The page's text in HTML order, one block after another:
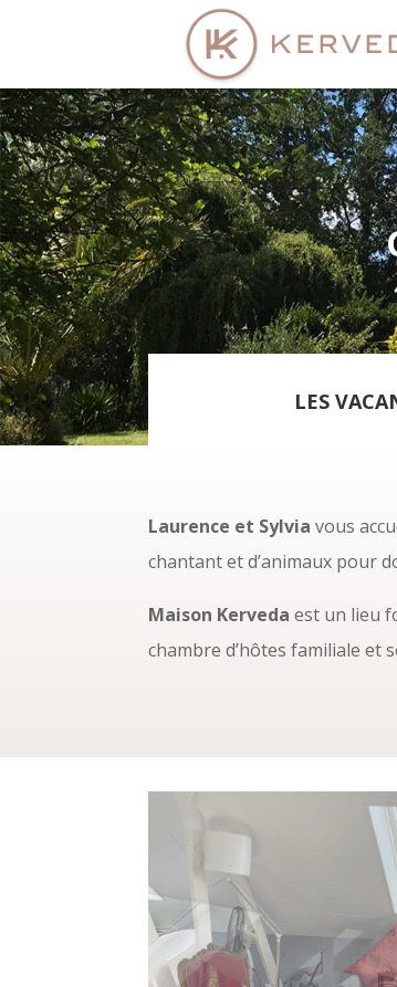
LES
Laurence et Sylvia vous
chantant et d’animaux pour
Maison Kerveda est un lieu
chambre d’hôtes familiale et